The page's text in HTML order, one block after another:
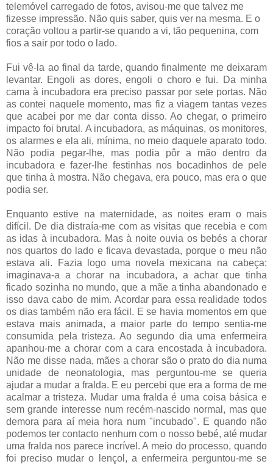
telemóvel carregado de fotos, avisou-me que talvez me
fizesse impressão. Não quis saber, quis ver na mesma. E o
coração voltou a partir-se quando a vi, tão pequenina, com
fios a sair por todo o lado.
Fui vê-la ao final da tarde, quando finalmente me deixaram
levantar. Engoli as dores, engoli o choro e fui. Da minha
cama à incubadora era preciso passar por sete portas. Não
as contei naquele momento, mas fiz a viagem tantas vezes
que acabei por me dar conta disso. Ao chegar, o primeiro
impacto foi brutal. A incubadora, as máquinas, os monitores,
os alarmes e ela ali, mínima, no meio daquele aparato todo.
Não podia pegar-lhe, mas podia pôr a mão dentro da
incubadora e fazer-lhe festinhas nos bocadinhos de pele
que tinha à mostra. Não chegava, era pouco, mas era o que
podia ser.
Enquanto estive na maternidade, as noites eram o mais
difícil. De dia distraía-me com as visitas que recebia e com
as idas à incubadora. Mas à noite ouvia os bebés a chorar
nos quartos do lado e ficava devastada, porque o meu não
estava ali. Fazia logo uma novela mexicana na cabeça:
imaginava-a a chorar na incubadora, a achar que tinha
ficado sozinha no mundo, que a mãe a tinha abandonado e
isso dava cabo de mim. Acordar para essa realidade todos
os dias também não era fácil. E se havia momentos em que
estava mais animada, a maior parte do tempo sentia-me
consumida pela tristeza. Ao segundo dia uma enfermeira
apanhou-me a chorar com a cara encostada à incubadora.
Não me disse nada, mães a chorar são o prato do dia numa
unidade de neonatologia, mas perguntou-me se queria
ajudar a mudar a fralda. E eu percebi que era a forma de me
acalmar a tristeza. Mudar uma fralda é uma coisa básica e
sem grande interesse num recém-nascido normal, mas que
demora para aí meia hora num "incubado". E quando não
podemos ter contacto nenhum com o nosso bebé, até mudar
uma fralda nos parece incrível. A meio do processo, quando
foi preciso mudar o lençol, a enfermeira perguntou-me se